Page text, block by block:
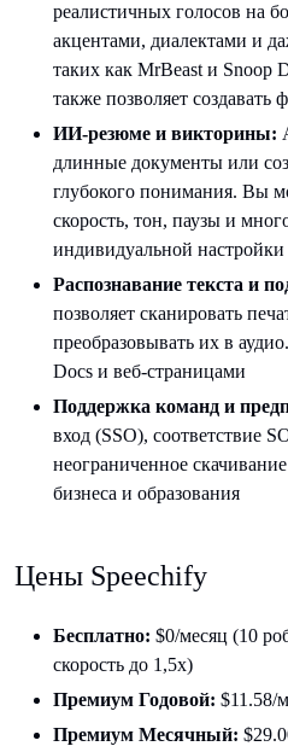
реалистичных голосов на
акцентами, диалектами и
таких как MrBeast и Snoop
также позволяет создавать
ИИ-резюме и викторины:
длинные документы или
глубокого понимания. Вы
скорость, тон, паузы и
индивидуальной настройки
Распознавание текста и
позволяет сканировать
преобразовывать их в
Docs и веб-страницами
Поддержка команд и
вход (SSO), соответствие
неограниченное
бизнеса и образования
Цены Speechify
Бесплатно: $0/месяц (10
скорость до 1,5x)
Премиум Годовой: $11.58/
Премиум Месячный: